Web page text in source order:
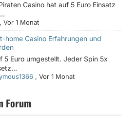
Casino hat auf 5 Euro Einsatz
,Vor 1 Monat
home Casino Erfahrungen und
5 Euro umgestellt. Jeder Spin 5x
,Vor 1 Monat
Forum